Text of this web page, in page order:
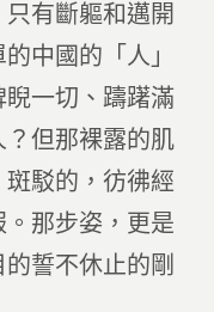
有斷軀和邁開
中國的「人」
一切、躊躇滿
但那裸露的肌
駁的，彷彿經
那步姿，更是
誓不休止的剛